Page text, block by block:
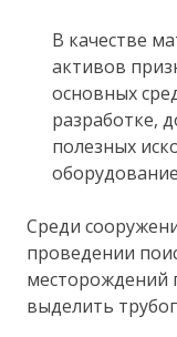
В качестве
активов
основных
разработке,
полезных
Среди
проведении
месторождений
выделить